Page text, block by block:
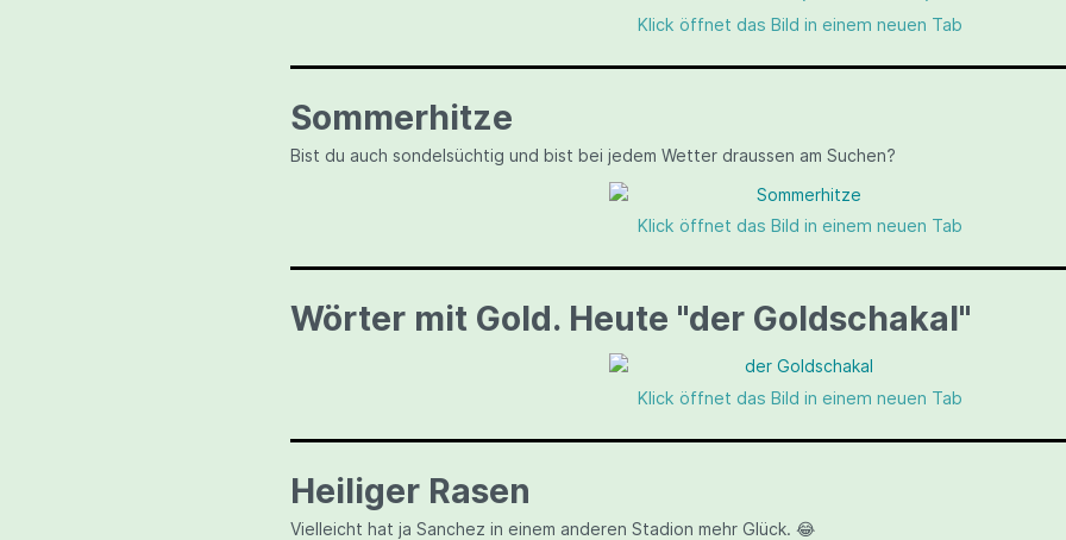
Klick öffnet das Bild in einem neuen Tab
Sommerhitze
Bist du auch sondelsüchtig und bist bei jedem Wetter draussen am Suchen?
Klick öffnet das Bild in einem neuen Tab
Wörter mit Gold. Heute "der Goldschakal"
Klick öffnet das Bild in einem neuen Tab
Heiliger Rasen
Vielleicht hat ja Sanchez in einem anderen Stadion mehr Glück. 😂